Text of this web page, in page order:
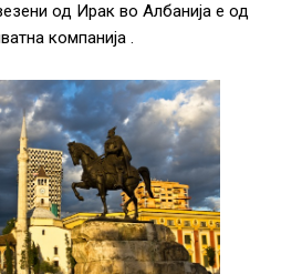
од Ирак во Албанија е од
компанија .